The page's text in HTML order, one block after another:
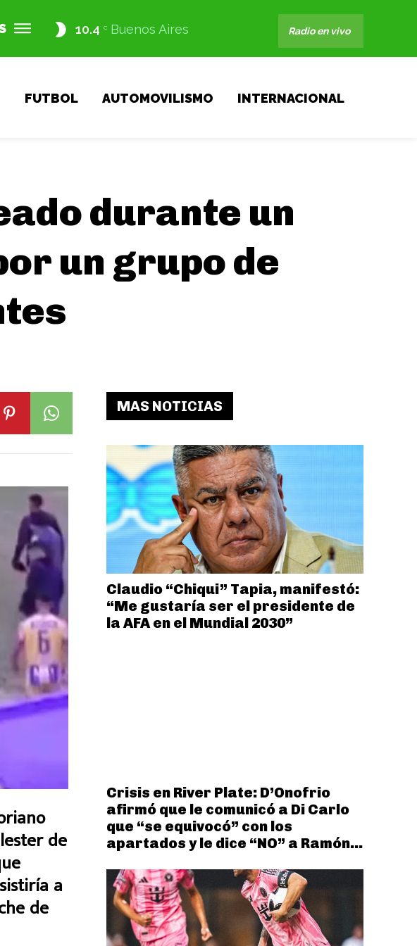
10.4 C Buenos Aires Radio en vivo
FUTBOL AUTOMOVILISMO INTERNACIONAL
durante un
un grupo de
de
a
de
MAS NOTICIAS
Claudio “Chiqui” Tapia, manifestó:
“Me gustaría ser el presidente de
la AFA en el Mundial 2030”
Crisis en River Plate: D’Onofrio
afirmó que le comunicó a Di Carlo
que “se equivocó” con los
apartados y le dice “NO” a Ramón...